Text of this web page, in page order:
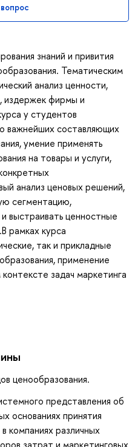
знаний и привития
Тематическим
анализ ценности,
издержек фирмы и
у студентов
важнейших составляющих
умение применять
на товары и услуги,
анализ ценовых решений,
сегментацию,
выстраивать ценностные
рамках курса
так и прикладные
применение
задач маркетинга
ценообразования.
представления об
основаниях принятия
компаниях различных